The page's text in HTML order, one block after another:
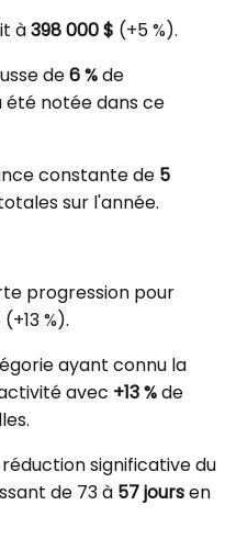
à398 000 $ (+5 %).
de6 %de
été notée dans ce
constante de 5
sur l'année.
progression pour
(+13 %).
ayant connu la
avec +13 %de
significative du
de 73 à 57 joursen